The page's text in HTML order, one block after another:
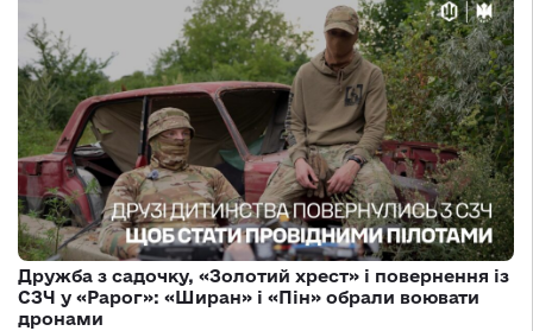
Дружба з садочку, «Золотий хрест» і повернення із
СЗЧ у «Рарог»: «Ширан» і «Пін» обрали воювати
дронами